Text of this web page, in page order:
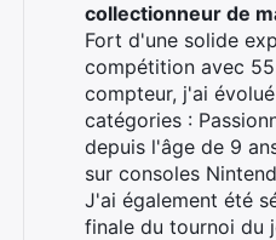
collectionneur de
Fort d'une solide
compétition avec
compteur, j'ai
catégories :
depuis l'âge de 9
sur consoles
J'ai également été
finale du tournoi du